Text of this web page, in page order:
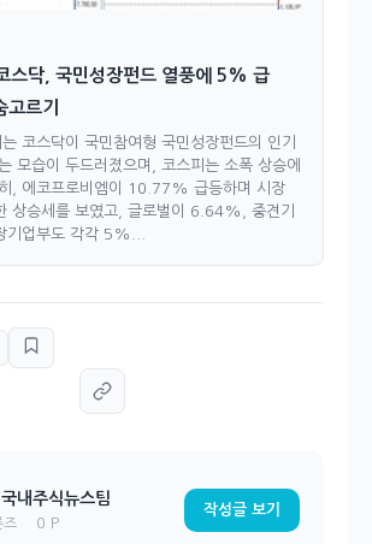
스닥, 국민성장펀드 열풍에 5% 급
르기
코스닥이 국민참여형 국민성장펀드의 인기
모습이 두드러졌으며, 코스피는 소폭 상승에
, 에코프로비엠이 10.77% 급등하며 시장
상승세를 보였고, 글로벌이 6.64%, 중견기
기업부도 각각 5%...
국내주식뉴스팀
즈 0 P
작성글 보기